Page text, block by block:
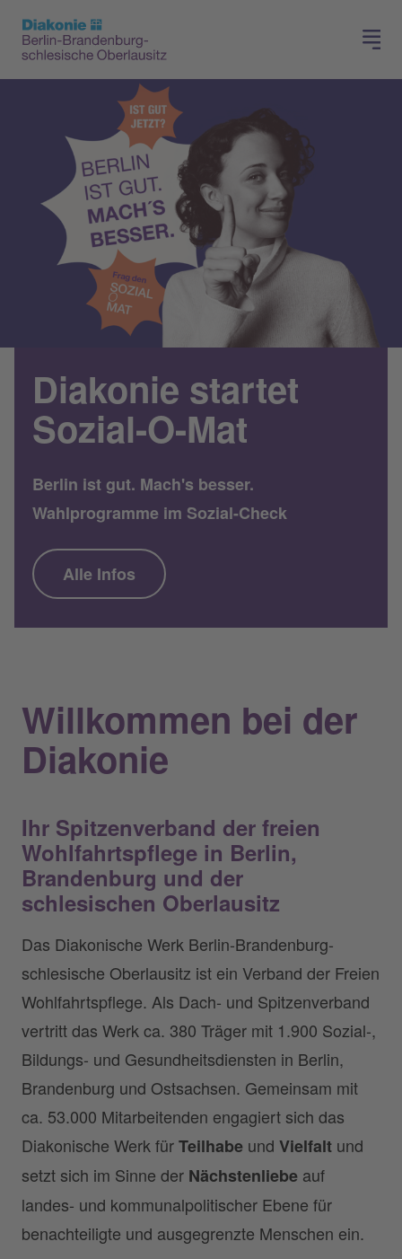
Presse
Diakonie startet
Sozial-O-Mat
Berlin ist gut. Mach's besser.
Wahlprogramme im Sozial-Check
Alle Infos
Willkommen bei der
Diakonie
Ihr Spitzenverband der freien
Wohlfahrtspflege in Berlin,
Brandenburg und der
schlesischen Oberlausitz
Das Diakonische Werk Berlin-Brandenburg-
schlesische Oberlausitz ist ein Verband der Freien
Wohlfahrtspflege. Als Dach- und Spitzenverband
vertritt das Werk ca. 380 Träger mit 1.900 Sozial-,
Bildungs- und Gesundheitsdiensten in Berlin,
Brandenburg und Ostsachsen. Gemeinsam mit
ca. 53.000 Mitarbeitenden engagiert sich das
Diakonische Werk fürTeilhabe und Vielfalt und
setzt sich im Sinne der Nächstenliebe auf
landes- und kommunalpolitischer Ebene für
benachteiligte und ausgegrenzte Menschen ein.